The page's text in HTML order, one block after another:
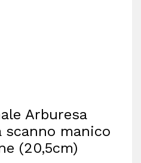
Arburesa
scanno manico
(20,5cm)